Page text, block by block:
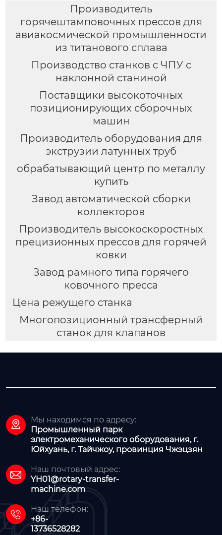
Производитель
горячештамповочных прессов для
авиакосмической промышленности
из титанового сплава
Производство станков с ЧПУ с
наклонной станиной
Поставщики высокоточных
позиционирующих сборочных
машин
Производитель оборудования для
экструзии латунных труб
обрабатывающий центр по металлу
купить
Завод автоматической сборки
коллекторов
Производитель высокоскоростных
прецизионных прессов для горячей
ковки
Завод рамного типа горячего
ковочного пресса
Цена режущего станка
Многопозиционный трансферный
станок для клапанов

Мы находимся по адресу:
Промышленный парк
электромеханического оборудования, г.
Юйхуань, г. Тайчжоу, провинция Чжэцзян

Наш почтовый адрес:
YH01@rotary-transfer-
machine.com

Наш телефон:
+86-
13736528282